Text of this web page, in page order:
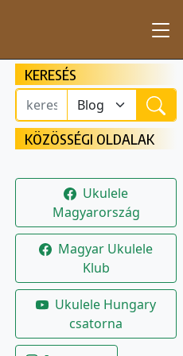
KERESÉS
KÖZÖSSÉGI OLDALAK
Ukulele
Magyarország
Magyar Ukulele
Klub
Ukulele Hungary
csatorna